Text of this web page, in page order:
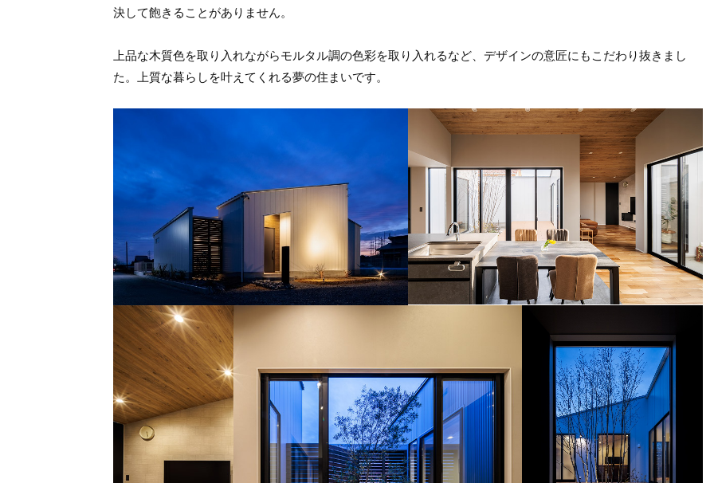
決して飽きることがありません。
上品な木質色を取り入れながらモルタル調の色彩を取り入れるなど、デザインの意匠にもこだわり抜きまし
た。上質な暮らしを叶えてくれる夢の住まいです。